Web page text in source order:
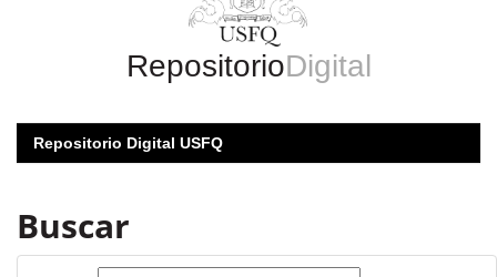
RepositorioDigital
Repositorio Digital USFQ
Buscar